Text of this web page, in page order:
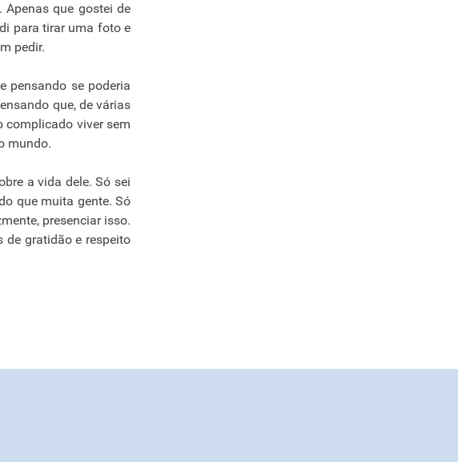
Apenas que gostei de
para tirar uma foto e
pedir.
pensando se poderia
que, de várias
complicado viver sem
mundo.
a vida dele. Só sei
que muita gente. Só
presenciar isso.
de gratidão e respeito